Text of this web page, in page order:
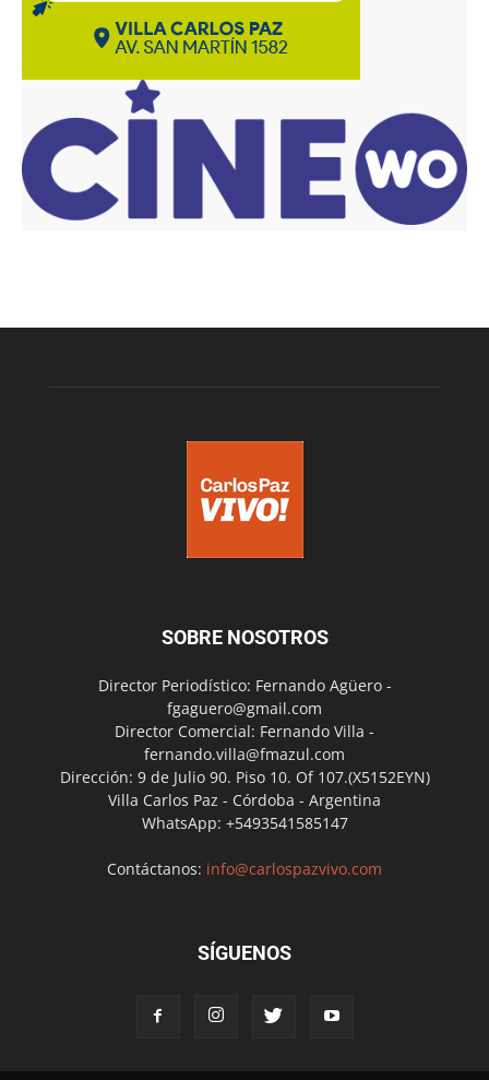
SOBRE NOSOTROS
Director Periodístico: Fernando Agüero -
fgaguero@gmail.com
Director Comercial: Fernando Villa -
fernando.villa@fmazul.com
Dirección: 9 de Julio 90. Piso 10. Of 107.(X5152EYN)
Villa Carlos Paz - Córdoba - Argentina
WhatsApp: +5493541585147
Contáctanos: info@carlospazvivo.com
SÍGUENOS